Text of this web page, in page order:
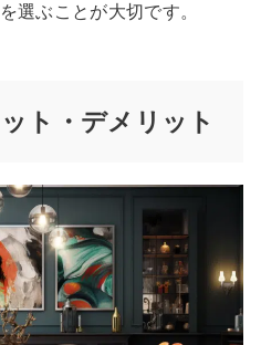
選ぶことが大切です。
ト・デメリット